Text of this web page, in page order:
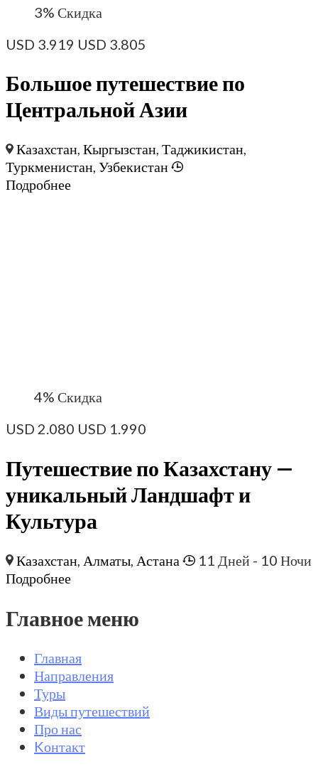
3% Скидка
USD 3.919 USD 3.805
Большое путешествие по
Центральной Азии
Казахстан,Кыргызстан,Таджикистан,
Туркменистан, Узбекистан
Подробнее
4% Скидка
USD 2.080 USD 1.990
Путешествие по Казахстану —
уникальный Ландшафт и
Культура
Казахстан, Алматы, Астана 11 Дней - 10 Ночи
Подробнее
Главное меню
Главная
Направления
Туры
Виды путешествий
Про нас
Kонтакт